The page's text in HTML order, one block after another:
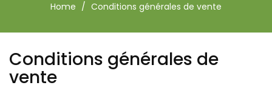
Home Conditions générales de vente
Conditions générales de
vente